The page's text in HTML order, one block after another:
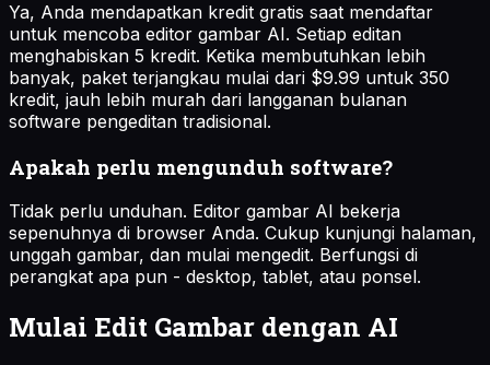
Ya, Anda mendapatkan kredit gratis saat mendaftar
untuk mencoba editor gambar AI. Setiap editan
menghabiskan 5 kredit. Ketika membutuhkan lebih
banyak, paket terjangkau mulai dari $9.99 untuk 350
kredit, jauh lebih murah dari langganan bulanan
software pengeditan tradisional.
Apakah perlu mengunduh software?
Tidak perlu unduhan. Editor gambar AI bekerja
sepenuhnya di browser Anda. Cukup kunjungi halaman,
unggah gambar, dan mulai mengedit. Berfungsi di
perangkat apa pun - desktop, tablet, atau ponsel.
Mulai Edit Gambar dengan AI